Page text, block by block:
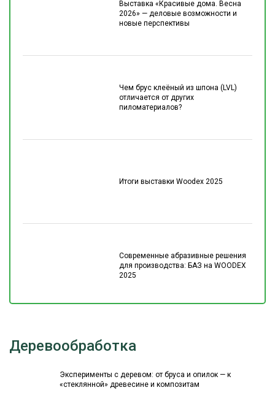
Выставка «Красивые дома. Весна
2026» — деловые возможности и
новые перспективы
Чем брус клеёный из шпона (LVL)
отличается от других
пиломатериалов?
Итоги выставки Woodex 2025
Современные абразивные решения
для производства: БАЗ на WOODEX
2025
Деревообработка
Эксперименты с деревом: от бруса и опилок — к
«стеклянной» древесине и композитам